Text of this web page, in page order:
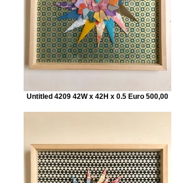
Untitled 4209 42W x 42H x 0.5 Euro 500,00